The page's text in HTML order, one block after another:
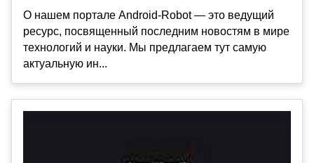
О нашем портале Android-Robot — это ведущий
ресурс, посвященный последним новостям в мире
технологий и науки. Мы предлагаем тут самую
актуальную ин...